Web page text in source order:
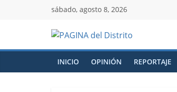
sábado, agosto 8, 2026
INICIO OPINIÓN REPORTAJE